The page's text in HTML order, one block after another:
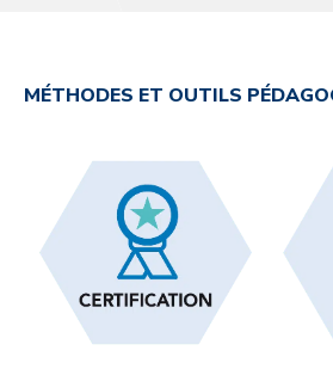
MÉTHODES ET OUTILS